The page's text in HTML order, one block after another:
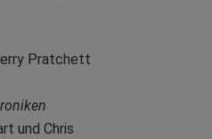
Pratchett
und Chris